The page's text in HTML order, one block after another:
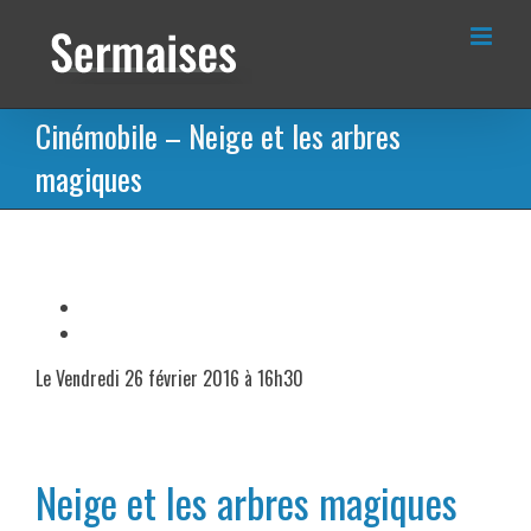
contenu
Cinémobile – Neige et les arbres
magiques
Le Vendredi 26 février 2016 à 16h30
Neige et les arbres magiques